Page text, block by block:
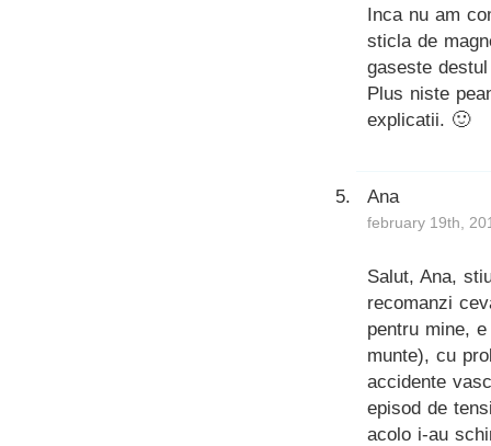
Inca nu am
sticla de
gaseste
Plus niste
explicatii. 🙂
Ana
february 19th,
Salut, Ana,
recomanzi
pentru mine,
munte), cu
accidente
episod de
acolo i-au